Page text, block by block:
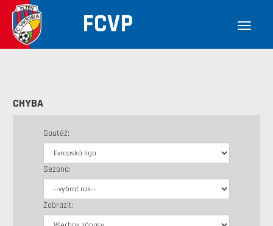
FCVP
CHYBA
Soutěž:
Sezona:
Zobrazit: